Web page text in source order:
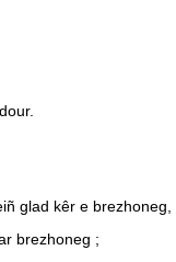
glad kêr e
brezhoneg ;